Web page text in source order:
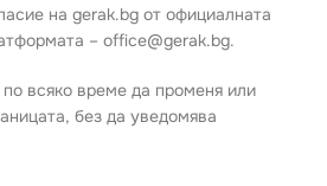
на gerak.bg от официалната
– office@gerak.bg.
всяко време да променя или
без да уведомява